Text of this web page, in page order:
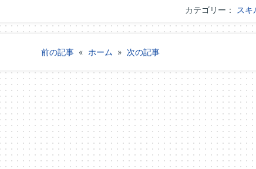
カテゴリー：
スキ
前の記事 « ホーム » 次の記事